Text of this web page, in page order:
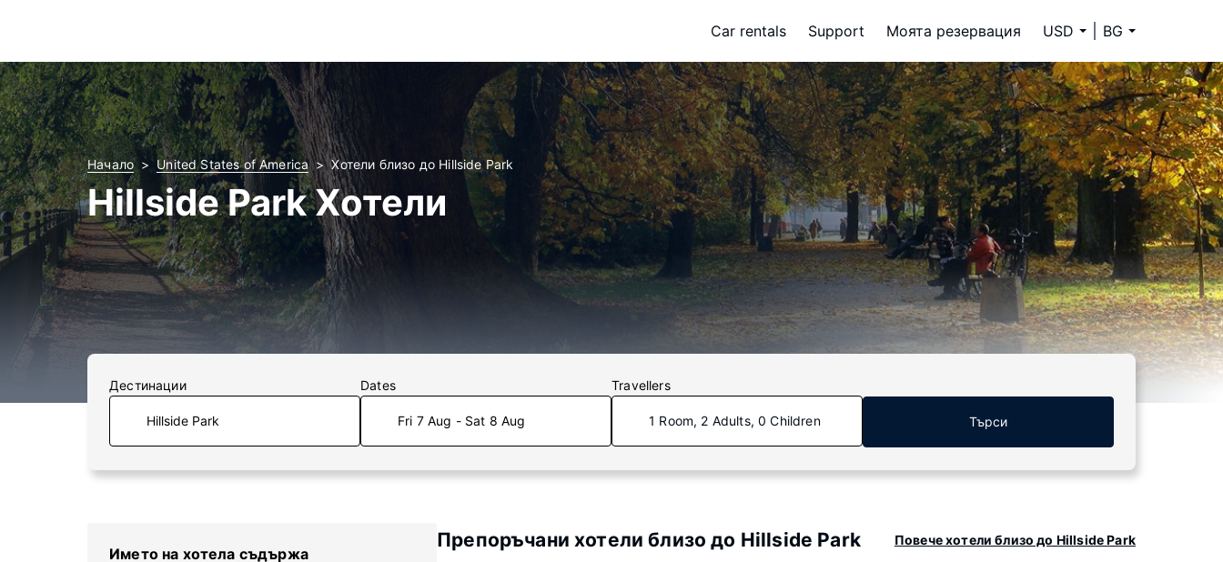
Car rentals Support Моята резервация USD BG
Начало United States of America Хотели близо до Hillside Park
Hillside Park Хотели
Дестинации Dates
Fri 7 Aug - Sat 8 Aug
Travellers
1 Room, 2 Adults, 0 Children Търси
Името на хотела съдържа
Препоръчани хотели близо до Hillside Park Повече хотели близо до Hillside Park